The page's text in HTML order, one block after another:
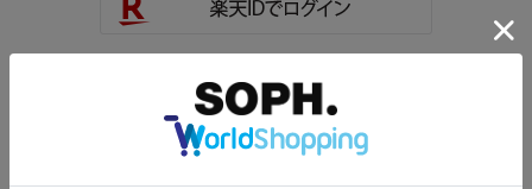
楽天IDをお持ちで、当ストアのアカウントを
お持ちでないお客様はこちらより
会員登録いただけます。